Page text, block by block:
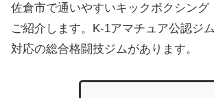
佐倉市で通いやすいキックボクシング
ご紹介します。K-1アマチュア公認ジ
対応の総合格闘技ジムがあります。